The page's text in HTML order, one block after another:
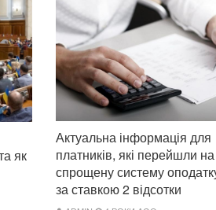
як
Актуальна інформація для
платників, які перейшли на
спрощену систему
за ставкою 2 відсотки